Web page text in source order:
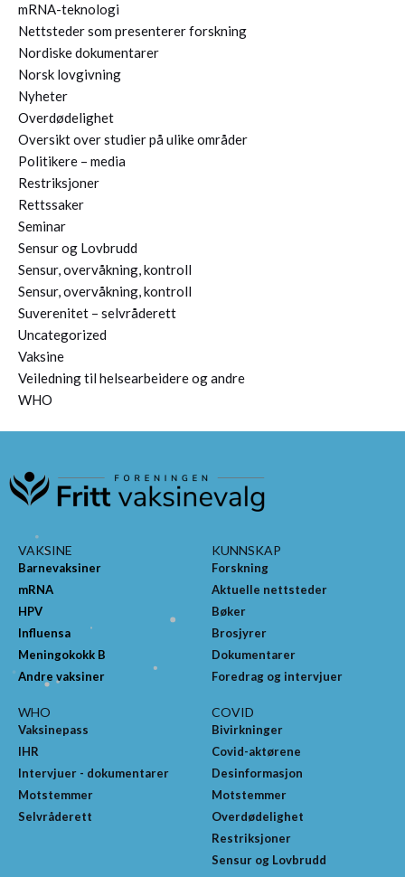
mRNA-teknologi
Nettsteder som presenterer forskning
Nordiske dokumentarer
Norsk lovgivning
Nyheter
Overdødelighet
Oversikt over studier på ulike områder
Politikere – media
Restriksjoner
Rettssaker
Seminar
Sensur og Lovbrudd
Sensur, overvåkning, kontroll
Sensur, overvåkning, kontroll
Suverenitet – selvråderett
Uncategorized
Vaksine
Veiledning til helsearbeidere og andre
WHO
VAKSINE
Barnevaksiner
mRNA
HPV
Influensa
Meningokokk B
Andre vaksiner
KUNNSKAP
Forskning
Aktuelle nettsteder
Bøker
Brosjyrer
Dokumentarer
Foredrag og intervjuer
WHO
Vaksinepass
IHR
Intervjuer - dokumentarer
Motstemmer
Selvråderett
COVID
Bivirkninger
Covid-aktørene
Desinformasjon
Motstemmer
Overdødelighet
Restriksjoner
Sensur og Lovbrudd